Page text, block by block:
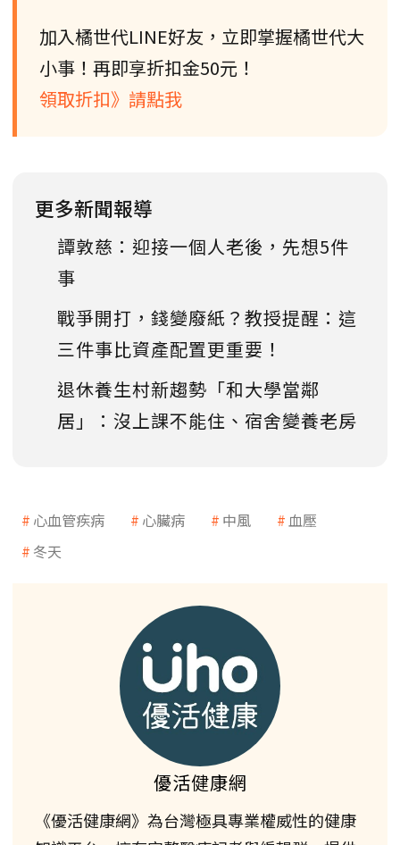
加入橘世代LINE好友，立即掌握橘世代大
小事！再即享折扣金50元！
領取折扣》請點我
更多新聞報導
譚敦慈：迎接一個人老後，先想5件
事
戰爭開打，錢變廢紙？教授提醒：這
三件事比資產配置更重要！
退休養生村新趨勢「和大學當鄰
居」：沒上課不能住、宿舍變養老房
心血管疾病 心臟病 中風
血壓
冬天
優活健康網
《優活健康網》為台灣極具專業權威性的健康